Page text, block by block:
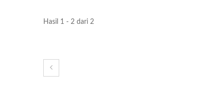
Hasil 1 - 2 dari 2
Pengering Tangan Kecepatan